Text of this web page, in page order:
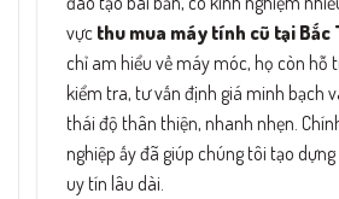
vực thu mua máy tính cũ tại Bắc
chỉ am hiểu về máy móc, họ còn hỗ
kiểm tra, tư vấn định giá minh bạch
thái độ thân thiện, nhanh nhẹn.
nghiệp ấy đã giúp chúng tôi tạo
uy tín lâu dài.